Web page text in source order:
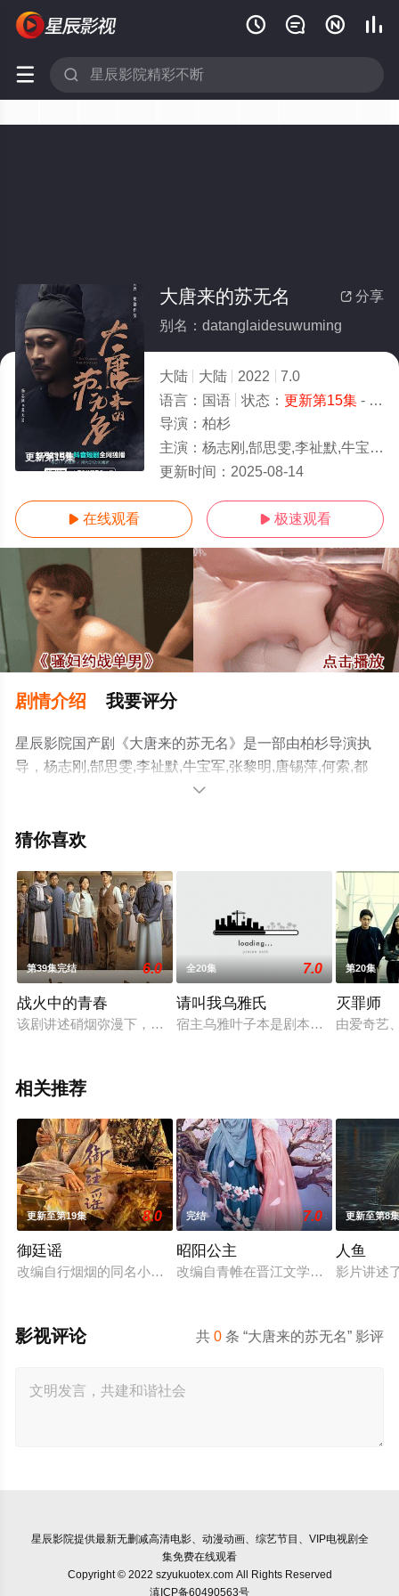
   
 
更新第15集
 分享
大唐来的苏无名
别名：datanglaidesuwuming
大陆 大陆 2022
7.0
语言： 国语 状态： 更新第15集- 免费在线播放
导演： 柏杉
主演： 杨志刚,郜思雯,李祉默,牛宝军,张黎明,唐锡萍,何索,都钊,顾明漪,刘秦杉,牛北壬,马赫,姬晨牧,马亮
更新时间： 2025-08-14
 在线观看  极速观看
剧情介绍 我要评分
星辰影院国产剧《大唐来的苏无名》是一部由柏杉导演执
导，杨志刚,郜思雯,李祉默,牛宝军,张黎明,唐锡萍,何索,都
钊,顾明漪,刘秦杉,牛北壬,马赫,姬晨牧,马亮等明星演员精彩
剧全集就上星辰影视，更多相关信息可移步至豆瓣电视

猜你喜欢
第39集完结 6.0
战火中的青春
该剧讲述硝烟弥漫下，一群铁骨铮铮的热血青年，不畏枪林弹雨
全20集 7.0
请叫我乌雅氏
宿主乌雅叶子本是剧本设定好的女主
第20集
灭罪师
由爱奇艺
相关推荐
更新至第19集 8.0
御廷谣
改编自行烟烟的同名小说。孟廷辉，大平王朝有史以来个以女
完结 7.0
昭阳公主
改编自青帷在晋江文学城的小说《平
更新至第8
人鱼
影片讲述
共0 条 “大唐来的苏无名” 影评
影视评论
星辰影院提供最新无删减高清电影、动漫动画、综艺节目、VIP电视剧全
集免费在线观看
Copyright © 2022 szyukuotex.com All Rights Reserved
滇ICP备60490563号